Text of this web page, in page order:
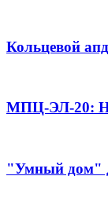
Кольцевой
МПЦ-ЭЛ-20:
"Умный дом"